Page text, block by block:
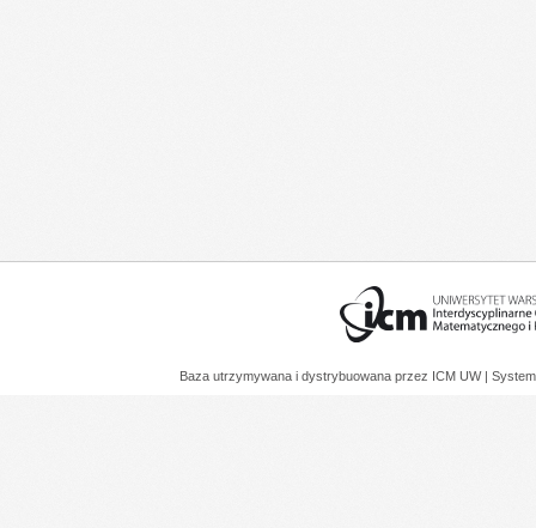
Baza utrzymywana i dystrybuowana przez ICM UW |